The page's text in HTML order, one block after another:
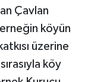
Çavlan
köyün
üzerine
köy